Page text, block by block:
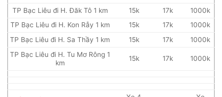
TP Bạc Liêu đi H. Đăk Tô 1 km 15k 17k
1000k
TP Bạc Liêu đi H. Kon Rẫy 1 km
15k 17k
1000k
TP Bạc Liêu đi H. Sa Thầy 1 km
15k 17k
1000k
TP Bạc Liêu đi H. Tu Mơ Rông 1
km
15k 17k 1000k